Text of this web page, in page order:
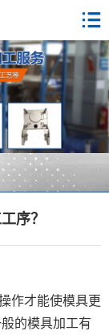
序？
作才能使模具更
的模具加工有